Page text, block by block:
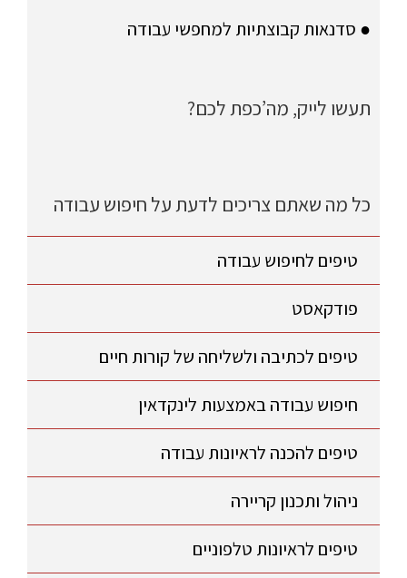
● סדנאות קבוצתיות למחפשי עבודה
תעשו לייק, מה’כפת לכם?
כל מה שאתם צריכים לדעת על חיפוש עבודה
טיפים לחיפוש עבודה
פודקאסט
טיפים לכתיבה ולשליחה של קורות חיים
חיפוש עבודה באמצעות לינקדאין
טיפים להכנה לראיונות עבודה
ניהול ותכנון קריירה
טיפים לראיונות טלפוניים